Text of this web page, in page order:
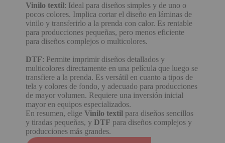
Vinilo textil: Ideal para diseños simples y de uno o
pocos colores. Implica cortar el diseño en láminas de
vinilo y transferirlo a la prenda con calor. Es rentable
para producciones pequeñas, pero menos eficiente
para diseños complejos o multicolores.
DTF: Permite imprimir diseños detallados y
multicolores directamente en una película que luego se
transfiere a la prenda. Es versátil en cuanto a tipos de
tela y colores de fondo, y adecuado para producciones
de mayor volumen. Requiere una inversión inicial
mayor en equipos especializados.
En resumen, eligeVinilo textil para diseños sencillos
y tiradas pequeñas, yDTF para diseños complejos y
producciones más grandes.